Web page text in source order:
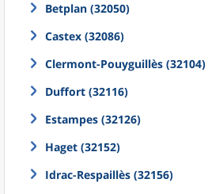
Betplan (32050)
Castex (32086)
Clermont-Pouyguillès (32104)
Duffort (32116)
Estampes (32126)
Haget (32152)
Idrac-Respaillès (32156)